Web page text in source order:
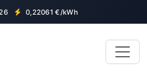
0,22061 €/kWh